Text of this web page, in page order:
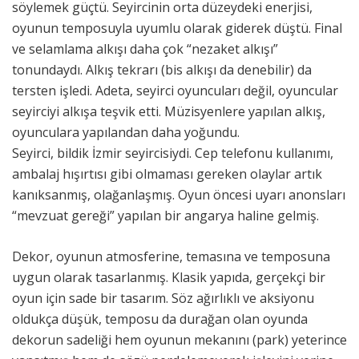
söylemek güçtü. Seyircinin orta düzeydeki enerjisi,
oyunun temposuyla uyumlu olarak giderek düştü. Final
ve selamlama alkışı daha çok “nezaket alkışı”
tonundaydı. Alkış tekrarı (bis alkışı da denebilir) da
tersten işledi. Adeta, seyirci oyuncuları değil, oyuncular
seyirciyi alkışa teşvik etti. Müzisyenlere yapılan alkış,
oyunculara yapılandan daha yoğundu.
Seyirci, bildik İzmir seyircisiydi. Cep telefonu kullanımı,
ambalaj hışırtısı gibi olmaması gereken olaylar artık
kanıksanmış, olağanlaşmış. Oyun öncesi uyarı anonsları
“mevzuat gereği” yapılan bir angarya haline gelmiş.
Dekor, oyunun atmosferine, temasına ve temposuna
uygun olarak tasarlanmış. Klasik yapıda, gerçekçi bir
oyun için sade bir tasarım. Söz ağırlıklı ve aksiyonu
oldukça düşük, temposu da durağan olan oyunda
dekorun sadeliği hem oyunun mekanını (park) yeterince